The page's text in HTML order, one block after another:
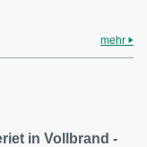
mehr
in Vollbrand -